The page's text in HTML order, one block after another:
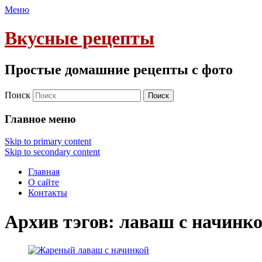
Меню
Вкусные рецепты
Простые домашние рецепты с фото
Поиск
Главное меню
Skip to primary content
Skip to secondary content
Главная
О сайте
Контакты
Архив тэгов: лаваш с